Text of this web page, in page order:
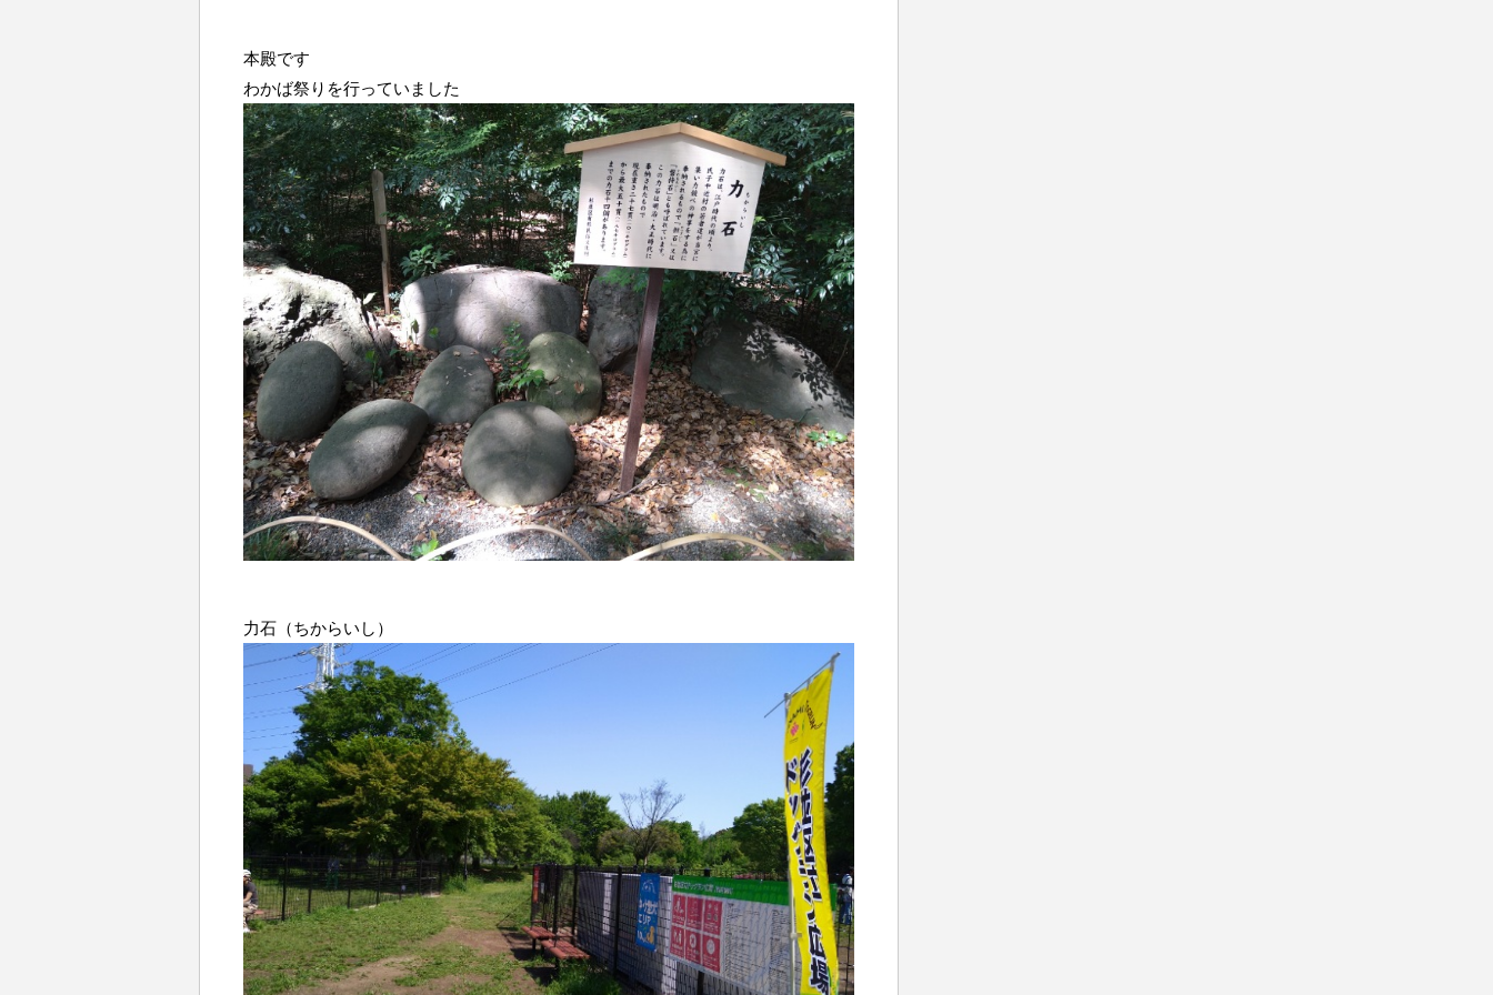
本殿です
わかば祭りを行っていました
力石（ちからいし）